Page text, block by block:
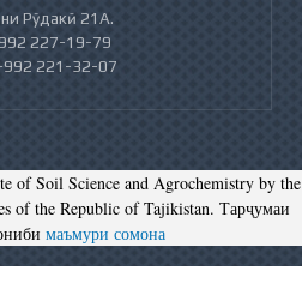
Рӯдакӣ 21А.
227-19-79
221-32-07
of Soil Science and Agrochemistry by the
of the Republic of Tajikistan. Тарҷумаи
маъмури сомона